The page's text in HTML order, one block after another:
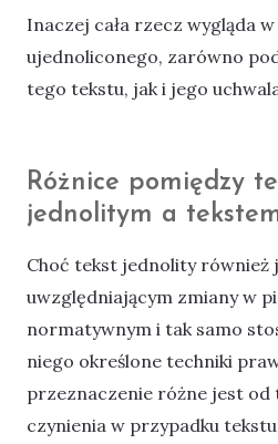
Inaczej cała rzecz wygląda
ujednoliconego, zarówno
tego tekstu, jak i jego
Różnice pomiędzy
jednolitym a
Choć tekst jednolity również
uwzględniającym zmiany w
normatywnym i tak samo
niego określone techniki
przeznaczenie różne jest od
czynienia w przypadku